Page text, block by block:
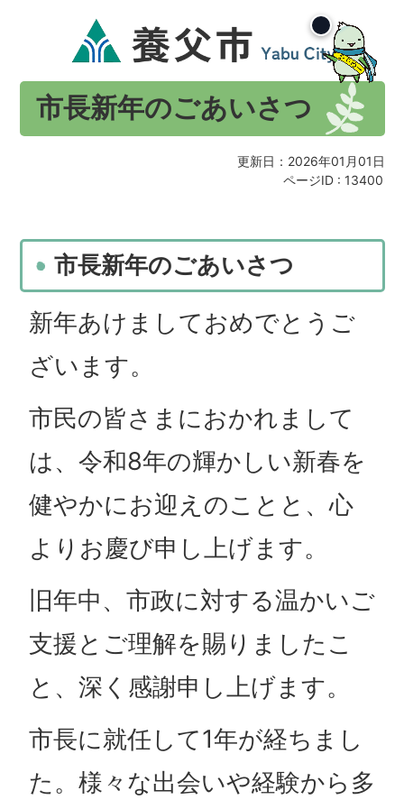
市長新年のごあいさつ
更新日：2026年01月01日
ページID : 13400
市長新年のごあいさつ
新年あけましておめでとうご
ざいます。
市民の皆さまにおかれまして
は、令和8年の輝かしい新春を
健やかにお迎えのことと、心
よりお慶び申し上げます。
旧年中、市政に対する温かいご
支援とご理解を賜りましたこ
と、深く感謝申し上げます。
市長に就任して1年が経ちまし
た。様々な出会いや経験から多